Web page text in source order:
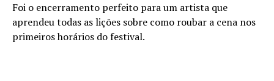
Foi o encerramento perfeito para um artista que
aprendeu todas as lições sobre como roubar a cena nos
primeiros horários do festival.